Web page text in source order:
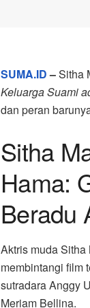
SUMA.ID–Sitha
Keluarga Suami
dan peran
Sitha
Hama:
Beradu
Aktris mudaSitha
membintangi film
sutradaraAnggy
Meriam Bellina.